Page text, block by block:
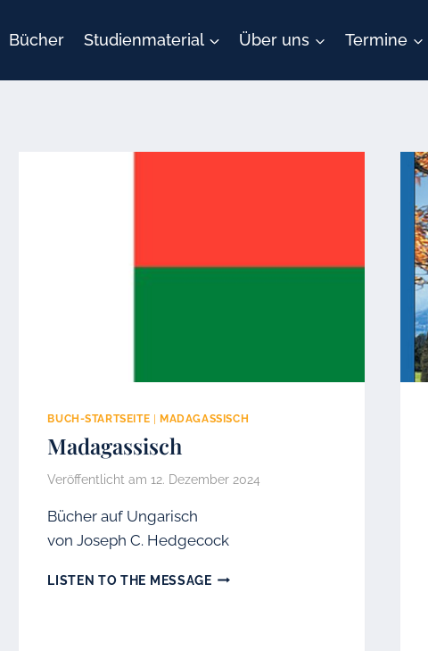
Bücher Studienmaterial Über uns Termine
BUCH-STARTSEITE MADAGASSISCH
Madagassisch
Veröffentlicht am 12. Dezember 2024
Bücher auf Ungarisch
von Joseph C. Hedgecock
LISTEN TO THE MESSAGEMADAGASSISCH